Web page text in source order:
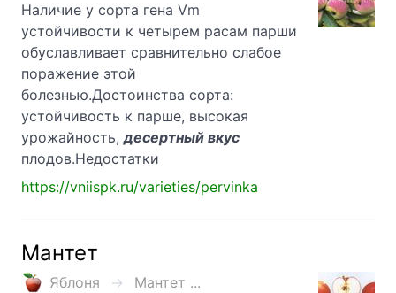
Наличие у сорта гена Vm
устойчивости к четырем расам парши
обуславливает сравнительно слабое
поражение этой
болезнью.Достоинства сорта:
устойчивость к парше, высокая
урожайность,десертный вкус
плодов.Недостатки
https://vniispk.ru/varieties/pervinka
Мантет
Яблоня
Мантет ...